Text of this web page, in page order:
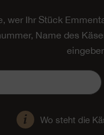
wer Ihr Stück
Name des
Wo steht die